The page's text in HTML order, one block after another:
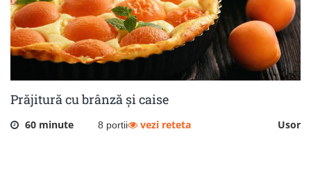
Prăjitură cu brânză și caise
60 minute 8 portii Usor
vezi reteta